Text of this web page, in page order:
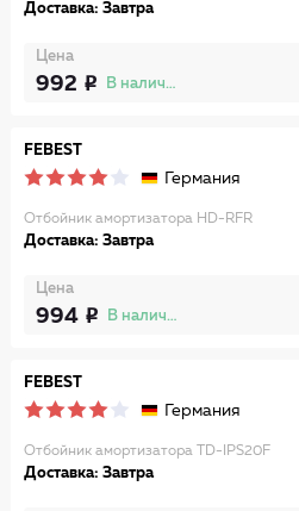
Доставка: Завтра
Цена
992 В наличии
FEBEST
Германия
Отбойник амортизатора HD-RFR
Доставка: Завтра
Цена
994 В наличии
FEBEST
Германия
Отбойник амортизатора TD-IPS20F
Доставка: Завтра